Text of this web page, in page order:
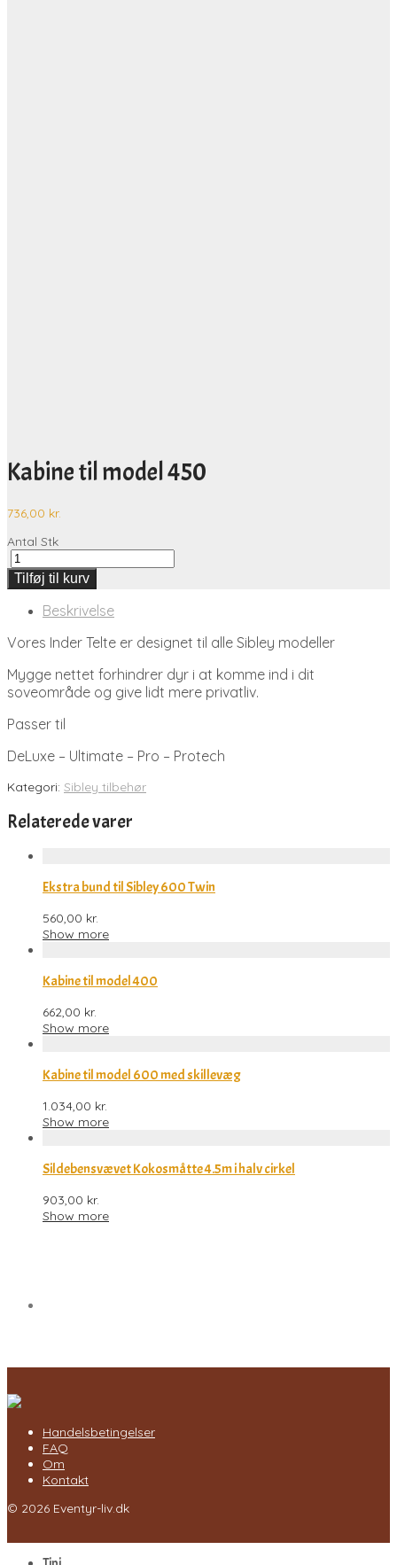
Kabine til model 450
736,00 kr.
Antal Stk
Tilføj til kurv
Beskrivelse
Vores Inder Telte er designet til alle Sibley modeller
Mygge nettet forhindrer dyr i at komme ind i dit
soveområde og give lidt mere privatliv.
Passer til
DeLuxe – Ultimate – Pro – Protech
Kategori: Sibley tilbehør
Relaterede varer
Ekstra bund til Sibley 600 Twin
560,00 kr.
Show more
Kabine til model 400
662,00 kr.
Show more
Kabine til model 600 med skillevæg
1.034,00 kr.
Show more
Sildebensvævet Kokosmåtte 4.5m i halv cirkel
903,00 kr.
Show more
Handelsbetingelser
FAQ
Om
Kontakt
© 2026 Eventyr-liv.dk